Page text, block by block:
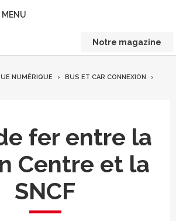
MENU
Notre magazine
NUMÉRIQUE
BUS ET CAR CONNEXION
fer entre la
Centre et la
SNCF